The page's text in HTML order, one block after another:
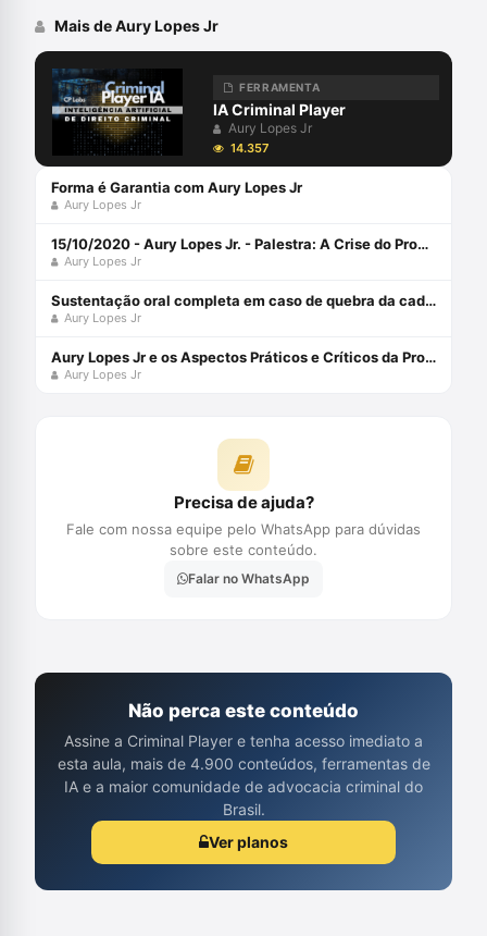
Mais de Aury Lopes Jr
FERRAMENTA
IA Criminal Player
Aury Lopes Jr
14.357
Forma é Garantia com Aury Lopes Jr
Aury Lopes Jr
15/10/2020 - Aury Lopes Jr. - Palestra: A Crise do Processo Penal
Aury Lopes Jr
Sustentação oral completa em caso de quebra da cadeia de custódia da prova digital com Aury Lopes Jr
Aury Lopes Jr
Aury Lopes Jr e os Aspectos Práticos e Críticos da Prova Penal
Aury Lopes Jr
Precisa de ajuda?
Fale com nossa equipe pelo WhatsApp para dúvidas
sobre este conteúdo.
Falar no WhatsApp
Não perca este conteúdo
Assine a Criminal Player e tenha acesso imediato a
esta aula, mais de 4.900 conteúdos, ferramentas de
IA e a maior comunidade de advocacia criminal do
Brasil.
Ver planos